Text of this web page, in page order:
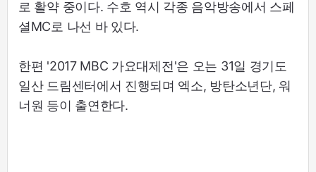
로 활약 중이다. 수호 역시 각종 음악방송에서 스페
셜MC로 나선 바 있다.
한편 '2017 MBC 가요대제전'은 오는 31일 경기도
일산 드림센터에서 진행되며 엑소, 방탄소년단, 워
너원 등이 출연한다.